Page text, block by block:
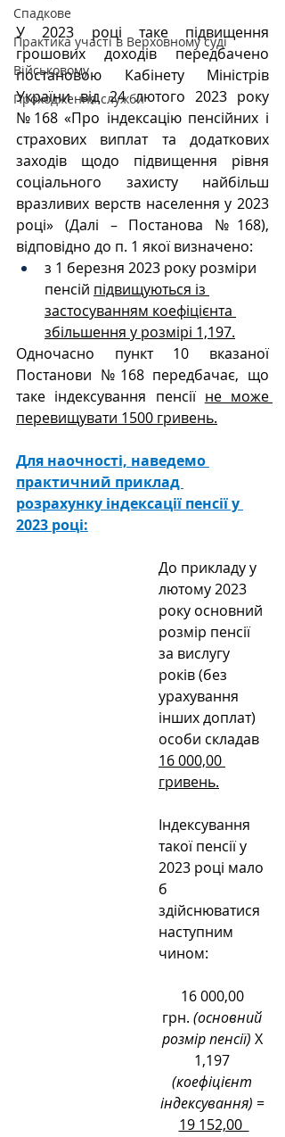
Спадкове
Практика участі в Верховному суді
Військовому
Проходження служби
У 2023 році таке підвищення
грошових доходів передбачено
постановою Кабінету Міністрів
України від 24 лютого 2023 року
№168 «Про індексацію пенсійних і
страхових виплат та додаткових
заходів щодо підвищення рівня
соціального захисту найбільш
вразливих верств населення у 2023
році» (Далі – Постанова №168),
відповідно до п. 1 якої визначено:
з 1 березня 2023 року розміри
пенсій підвищуються із
застосуванням коефіцієнта
збільшення у розмірі 1,197.
Одночасно пункт 10 вказаної
Постанови №168 передбачає, що
таке індексування пенсії не може
перевищувати 1500 гривень.
Для наочності, наведемо
практичний приклад
розрахунку індексації пенсії у
2023 році:
До прикладу у
лютому 2023
року основний
розмір пенсії
за вислугу
років (без
урахування
інших доплат)
особи складав
16 000,00
гривень.
Індексування
такої пенсії у
2023 році мало
б
здійснюватися
наступним
чином:
16 000,00
грн. (основний
розмір пенсії) Х
1,197
(коефіцієнт
індексування) =
19 152,00